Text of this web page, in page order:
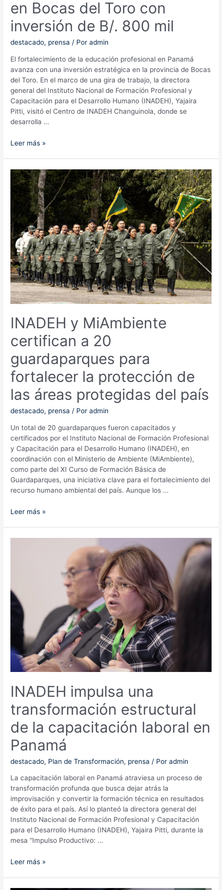
en Bocas del Toro con
inversión de B/. 800 mil
destacado, prensa / Poradmin
El fortalecimiento de la educación profesional en Panamá
avanza con una inversión estratégica en la provincia de Bocas
del Toro. En el marco de una gira de trabajo, la directora
general del Instituto Nacional de Formación Profesional y
Capacitación para el Desarrollo Humano (INADEH), Yajaira
Pitti, visitó el Centro de INADEH Changuinola, donde se
desarrolla …
INADEH
infraestructura
de
formación
Bocas
del
Toro
con
inversión
de
B/.
800
mil
Leer más »
INADEH y MiAmbiente
certifican a 20
guardaparques para
fortalecer la protección de
las áreas protegidas del país
destacado, prensa / Poradmin
Un total de 20 guardaparques fueron capacitados y
certificados por el Instituto Nacional de Formación Profesional
y Capacitación para el Desarrollo Humano (INADEH), en
coordinación con el Ministerio de Ambiente (MiAmbiente),
como parte del XI Curso de Formación Básica de
Guardaparques, una iniciativa clave para el fortalecimiento del
recurso humano ambiental del país. Aunque los …
INADEH
fortalecer
la
protección
áreas
protegidas
Leer más »
INADEH impulsa una
transformación estructural
de la capacitación laboral en
Panamá
destacado, Plan de Transformación, prensa / Poradmin
La capacitación laboral en Panamá atraviesa un proceso de
transformación profunda que busca dejar atrás la
improvisación y convertir la formación técnica en resultados
de éxito para el país. Así lo planteó la directora general del
Instituto Nacional de Formación Profesional y Capacitación
para el Desarrollo Humano (INADEH), Yajaira Pitti, durante la
mesa “Impulso Productivo: …
INADEH
Leer más »